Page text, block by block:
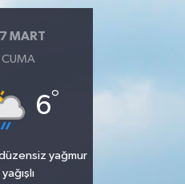
MART
CUMA
6°
yağmur
yağışlı